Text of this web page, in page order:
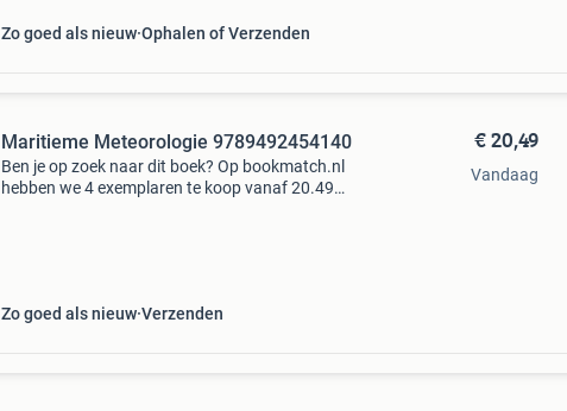
Zo goed als nieuw Ophalen of Verzenden
Maritieme Meteorologie 9789492454140
Ben je op zoek naar dit boek? Op bookmatch.nl
hebben we 4 exemplaren te koop vanaf 20.49
Zo goed als nieuw Verzenden
€ 20,49
Vandaag